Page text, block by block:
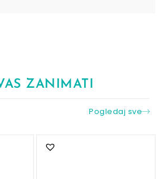
ZANIMATI
Pogledaj sve